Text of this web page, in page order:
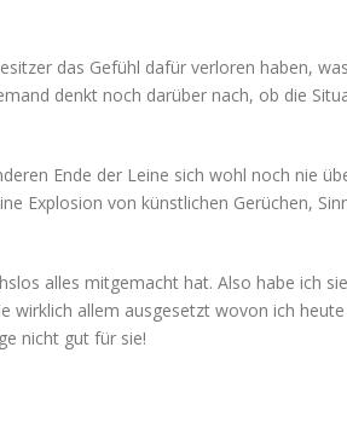
das Gefühl dafür verloren haben,
denkt noch darüber nach, ob die
Ende der Leine sich wohl noch nie
Explosion von künstlichen Gerüchen,
alles mitgemacht hat. Also habe ich
wirklich allem ausgesetzt wovon ich
nicht gut für sie!